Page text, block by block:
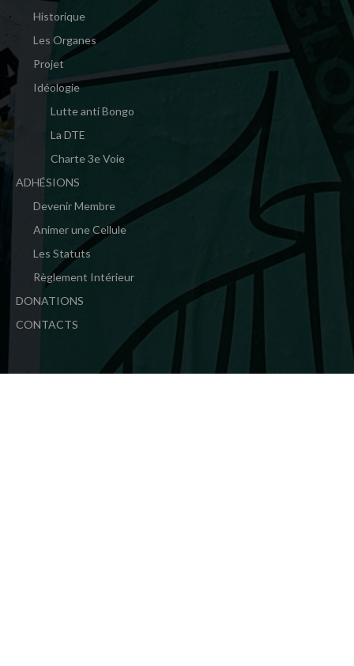
Historique
Les Organes
Projet
Idéologie
Lutte anti Bongo
La DTE
Charte 3e Voie
ADHÉSIONS
Devenir Membre
Animer une Cellule
Les Statuts
Règlement Intérieur
DONATIONS
CONTACTS